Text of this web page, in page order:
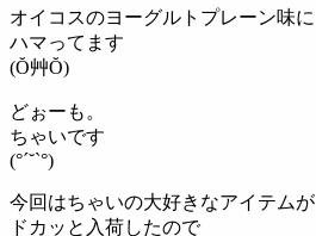
オイコスのヨーグルトプレーン味に
ハマってます
(Ŏ艸Ŏ)
どぉーも。
ちゃいです
(°´˘`°)
今回はちゃいの大好きなアイテムが
ドカッと入荷したので